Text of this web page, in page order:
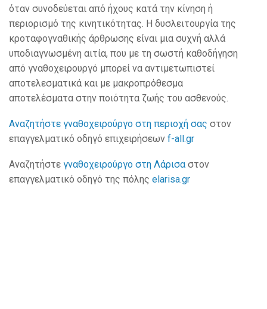
όταν συνοδεύεται από ήχους κατά την κίνηση ή
περιορισμό της κινητικότητας. Η δυσλειτουργία της
κροταφογναθικής άρθρωσης είναι μια συχνή αλλά
υποδιαγνωσμένη αιτία, που με τη σωστή καθοδήγηση
από γναθοχειρουργό μπορεί να αντιμετωπιστεί
αποτελεσματικά και με μακροπρόθεσμα
αποτελέσματα στην ποιότητα ζωής του ασθενούς.
Αναζητήστε γναθοχειρούργο στη περιοχή σας στον
επαγγελματικό οδηγό επιχειρήσεων f-all.gr
Αναζητήστε γναθοχειρούργο στη Λάρισα στον
επαγγελματικό οδηγό της πόλης elarisa.gr